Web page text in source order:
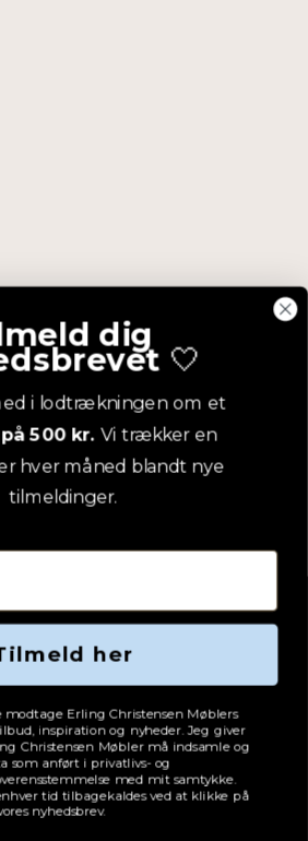
dig
🤍
i lodtrækningen om et
500 kr. Vi trækker en
hver måned blandt nye
tilmeldinger.
her
modtage Erling Christensen Møblers
inspiration og nyheder. Jeg giver
Christensen Møbler må indsamle og
som anført i privatlivs- og
med mit samtykke.
tid tilbagekaldes ved at klikke på
nyhedsbrev.